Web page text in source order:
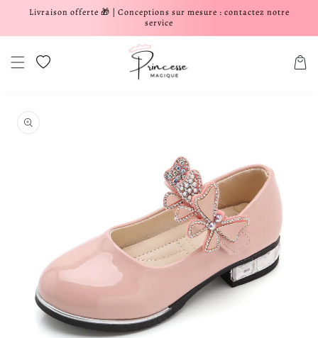
et passer au contenu
Livraison offerte 🎁 | Conceptions sur mesure : contactez notre
service
Liste de souhaits Panier
informations produits